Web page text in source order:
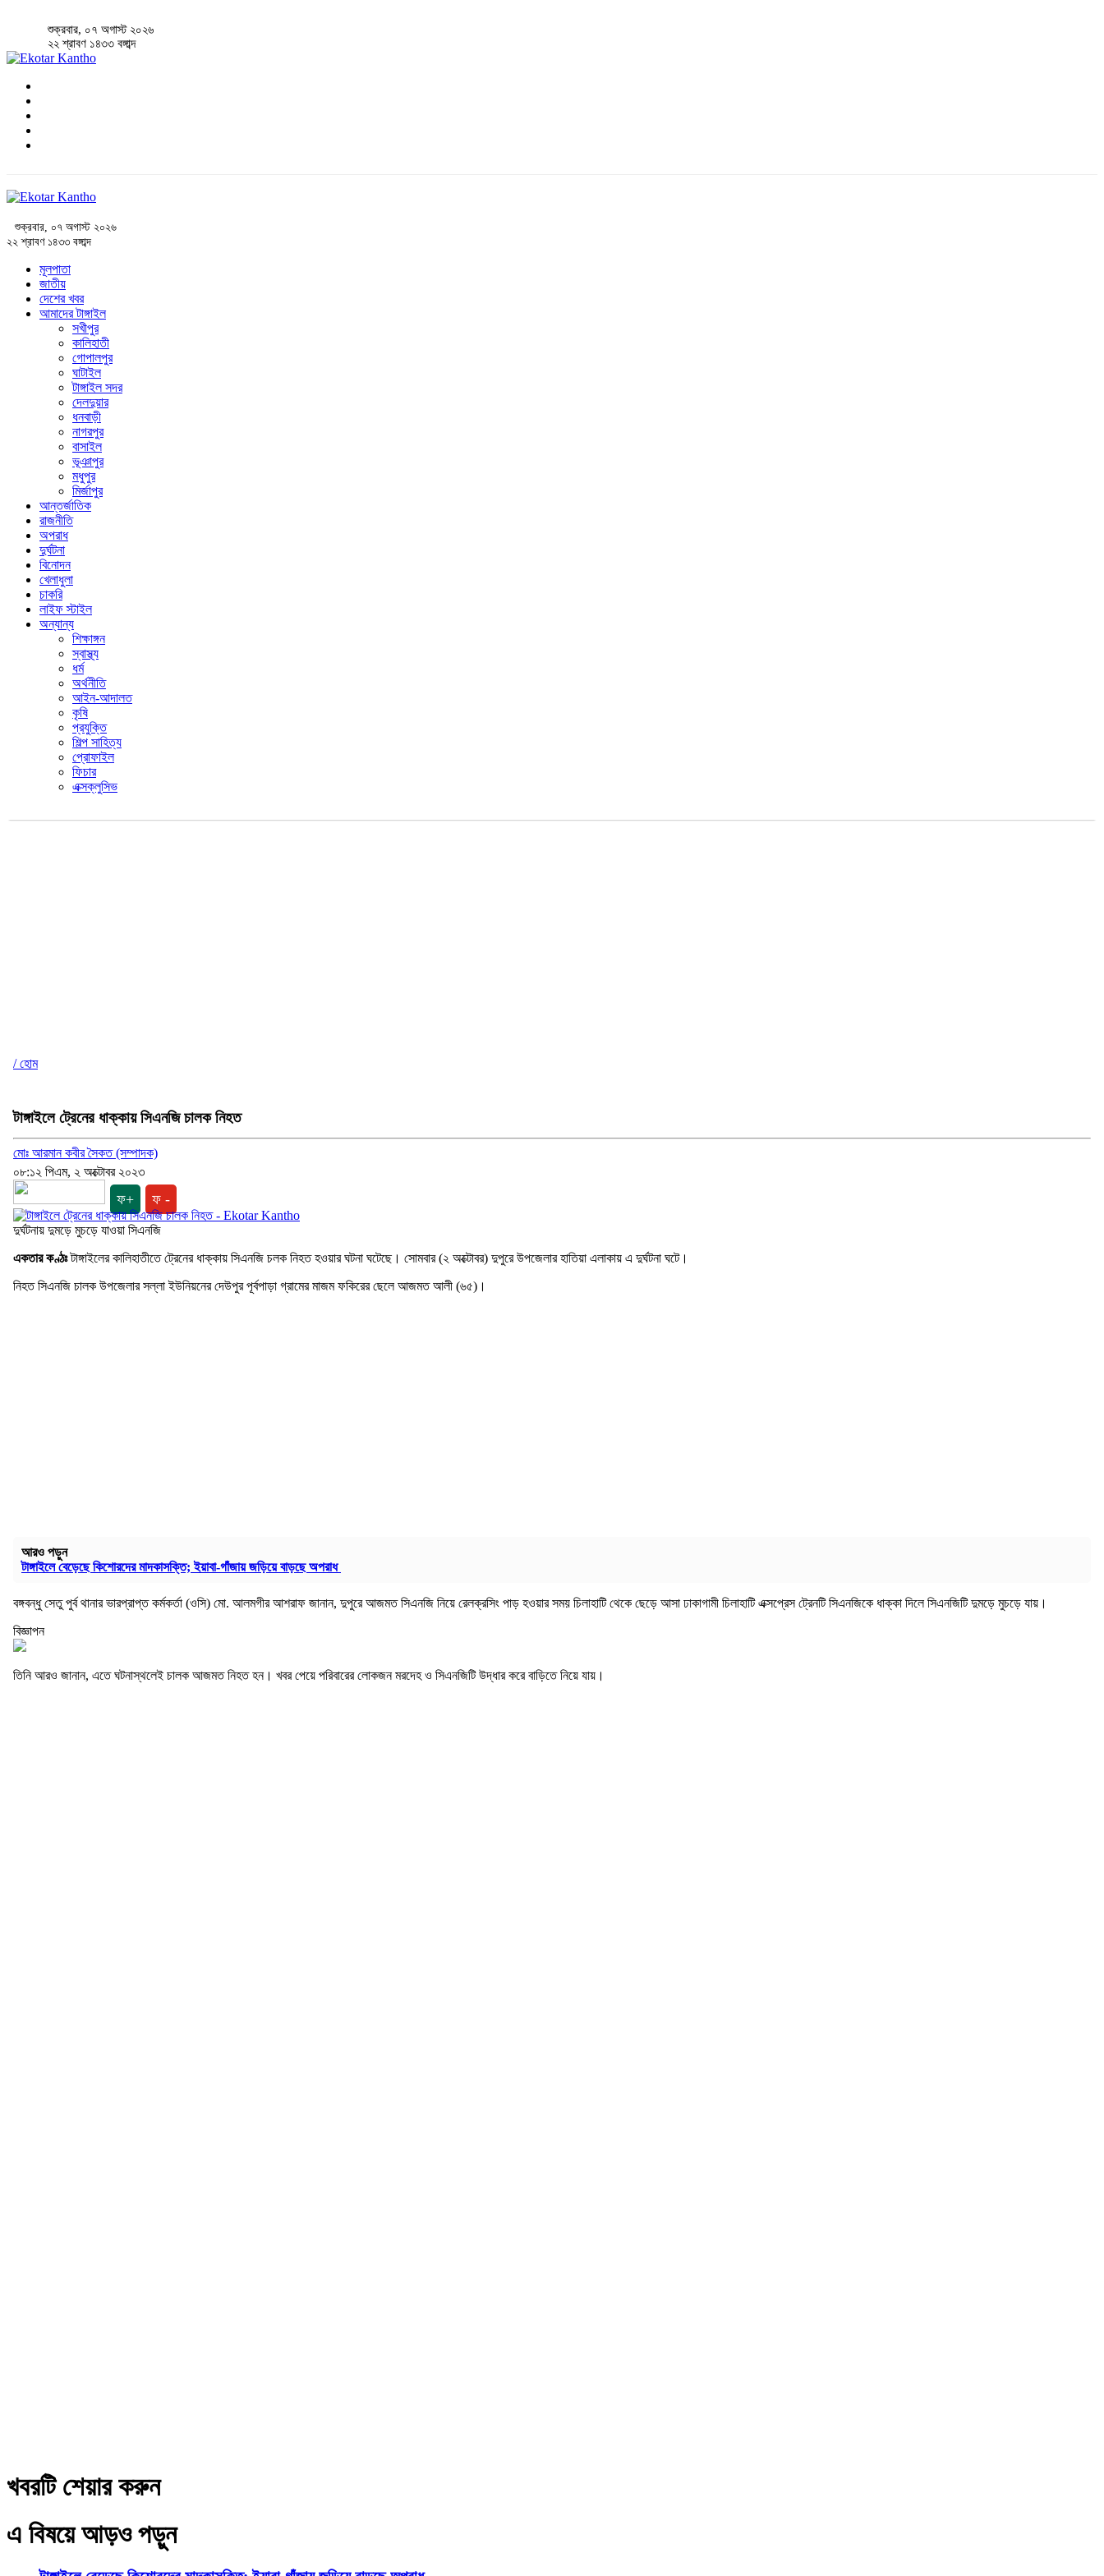
শুক্রবার, ০৭ অগাস্ট ২০২৬
২২ শ্রাবণ ১৪৩৩ বঙ্গাব্দ
শুক্রবার, ০৭ অগাস্ট ২০২৬
২২ শ্রাবণ ১৪৩৩ বঙ্গাব্দ
মূলপাতা
জাতীয়
দেশের খবর
আমাদের টাঙ্গাইল
সখীপুর
কালিহাতী
গোপালপুর
ঘাটাইল
টাঙ্গাইল সদর
দেলদুয়ার
ধনবাড়ী
নাগরপুর
বাসাইল
ভূঞাপুর
মধুপুর
মির্জাপুর
আন্তর্জাতিক
রাজনীতি
অপরাধ
দুর্ঘটনা
বিনোদন
খেলাধুলা
চাকরি
লাইফ স্টাইল
অন্যান্য
শিক্ষাঙ্গন
স্বাস্থ্য
ধর্ম
অর্থনীতি
আইন-আদালত
কৃষি
প্রযুক্তি
শিল্প সাহিত্য
প্রোফাইল
ফিচার
এক্সক্লুসিভ
/ হোম
টাঙ্গাইলে ট্রেনের ধাক্কায় সিএনজি চালক নিহত
মোঃ আরমান কবীর সৈকত (সম্পাদক)
০৮:১২ পিএম, ২ অক্টোবর ২০২৩
ফ+ ফ -
দুর্ঘটনায় দুমড়ে মুচড়ে যাওয়া সিএনজি
একতার কণ্ঠঃটাঙ্গাইলের কালিহাতীতে ট্রেনের ধাক্কায় সিএনজি চলক নিহত হওয়ার ঘটনা ঘটেছে। সোমবার (২ অক্টোবর) দুপুরে উপজেলার হাতিয়া এলাকায় এ দুর্ঘটনা ঘটে।
নিহত সিএনজি চালক উপজেলার সল্লা ইউনিয়নের দেউপুর পূর্বপাড়া গ্রামের মাজম ফকিরের ছেলে আজমত আলী (৬৫)।
আরও পড়ুন
টাঙ্গাইলে বেড়েছে কিশোরদের মাদকাসক্তি; ইয়াবা-গাঁজায় জড়িয়ে বাড়ছে অপরাধ
বঙ্গবন্ধু সেতু পুর্ব থানার ভারপ্রাপ্ত কর্মকর্তা (ওসি) মো. আলমগীর আশরাফ জানান, দুপুরে আজমত সিএনজি নিয়ে রেলক্রসিং পাড় হওয়ার সময় চিলাহাটি থেকে ছেড়ে আসা ঢাকাগামী চিলাহাটি এক্সপ্রেস ট্রেনটি সিএনজিকে ধাক্কা দিলে সিএনজিটি দুমড়ে মুচড়ে যায়।
বিজ্ঞাপন
তিনি আরও জানান, এতে ঘটনাস্থলেই চালক আজমত নিহত হন। খবর পেয়ে পরিবারের লোকজন মরদেহ ও সিএনজিটি উদ্ধার করে বাড়িতে নিয়ে যায়।
খবরটি শেয়ার করুন
এ বিষয়ে আড়ও পড়ুন